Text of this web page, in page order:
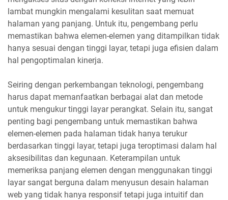
lambat mungkin mengalami kesulitan saat memuat
halaman yang panjang. Untuk itu, pengembang perlu
memastikan bahwa elemen-elemen yang ditampilkan tidak
hanya sesuai dengan tinggi layar, tetapi juga efisien dalam
hal pengoptimalan kinerja.
Seiring dengan perkembangan teknologi, pengembang
harus dapat memanfaatkan berbagai alat dan metode
untuk mengukur tinggi layar perangkat. Selain itu, sangat
penting bagi pengembang untuk memastikan bahwa
elemen-elemen pada halaman tidak hanya terukur
berdasarkan tinggi layar, tetapi juga teroptimasi dalam hal
aksesibilitas dan kegunaan. Keterampilan untuk
memeriksa panjang elemen dengan menggunakan tinggi
layar sangat berguna dalam menyusun desain halaman
web yang tidak hanya responsif tetapi juga intuitif dan